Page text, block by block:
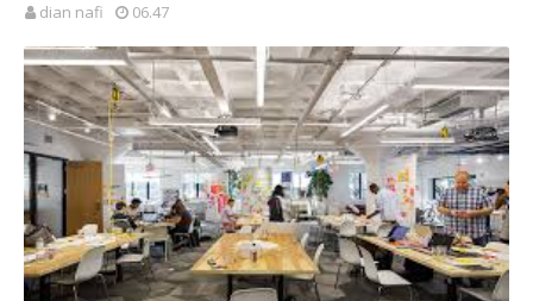
dian nafi 06.47